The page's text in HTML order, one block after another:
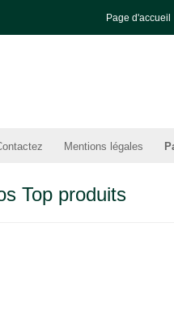
Page d'accueil
Mentions légales
Top produits